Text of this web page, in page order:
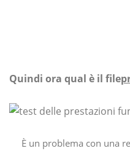
Quindi ora qual è il file
È un problema con una